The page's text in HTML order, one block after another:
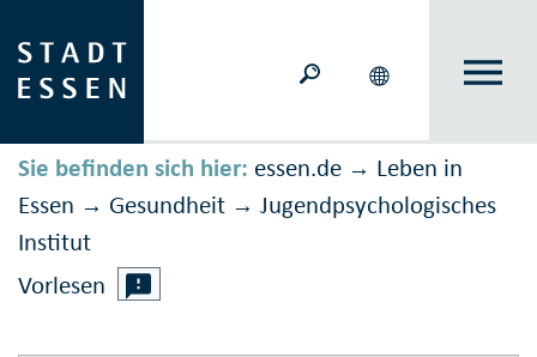
Sie befinden sich hier: essen.de → Leben in
Essen → Gesundheit → Jugend­psycho­logisches
Institut
Vorlesen